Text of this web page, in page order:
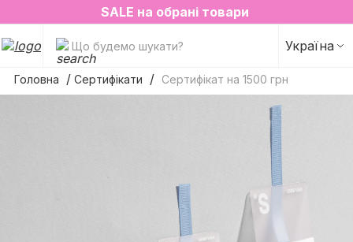
2=3 на улюблені аромати для простору✨
SALE на обрані товари
Що будемо шукати? Україна
Головна Сертифікати Сертифікат на 1500 грн